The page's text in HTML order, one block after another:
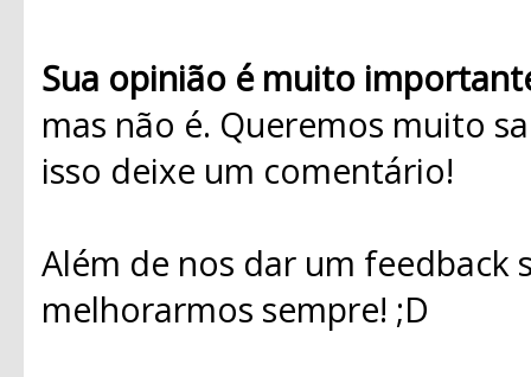
Sua opinião é muito
mas não é. Queremos muito
isso deixe um comentário!
Além de nos dar um
melhorarmos sempre! ;D